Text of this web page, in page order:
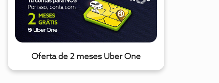
Oferta de 2 meses Uber One